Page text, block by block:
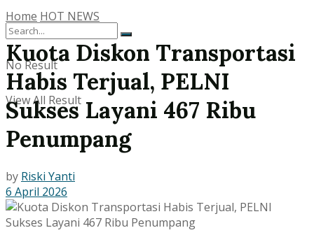
No Result
View All Result
Home HOT NEWS
Kuota Diskon Transportasi
Habis Terjual, PELNI
Sukses Layani 467 Ribu
Penumpang
by Riski Yanti
6 April 2026